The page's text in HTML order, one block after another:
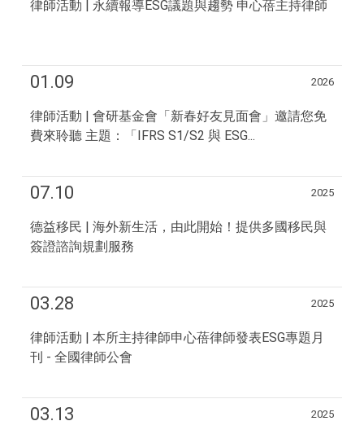
律師活動 | 永續報導ESG議題與趨勢 申心蓓主持律師
01.09 2026
律師活動 | 會研基金會「新春好友見面會」邀請您免
費來聆聽 主題：「IFRS S1/S2 與 ESG...
07.10 2025
德益移民 | 海外新生活，由此開始！提供多國移民與
簽證諮詢規劃服務
03.28 2025
律師活動 | 本所主持律師申心蓓律師發表ESG專題月
刊 - 全國律師公會
03.13 2025